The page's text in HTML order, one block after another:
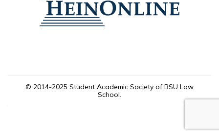
© 2014-2025 Student Academic Society of BSU Law
School.